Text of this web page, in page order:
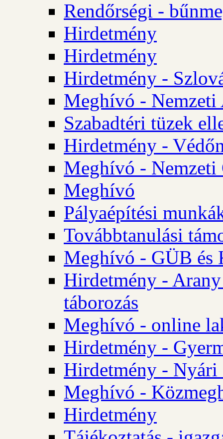
Rendőrségi -
Hirdetmény
Hirdetmény
Hirdetmény -
Meghívó - Nemzeti
Szabadtéri tüzek
Hirdetmény -
Meghívó - Nemzeti
Meghívó
Pályaépítési
Továbbtanulási
Meghívó - GÜB és
Hirdetmény - Arany
táborozás
Meghívó - online
Hirdetmény -
Hirdetmény - Nyári
Meghívó -
Hirdetmény